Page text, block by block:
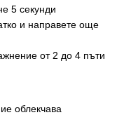
5 секунди
и направете още
от 2 до 4 пъти
облекчава